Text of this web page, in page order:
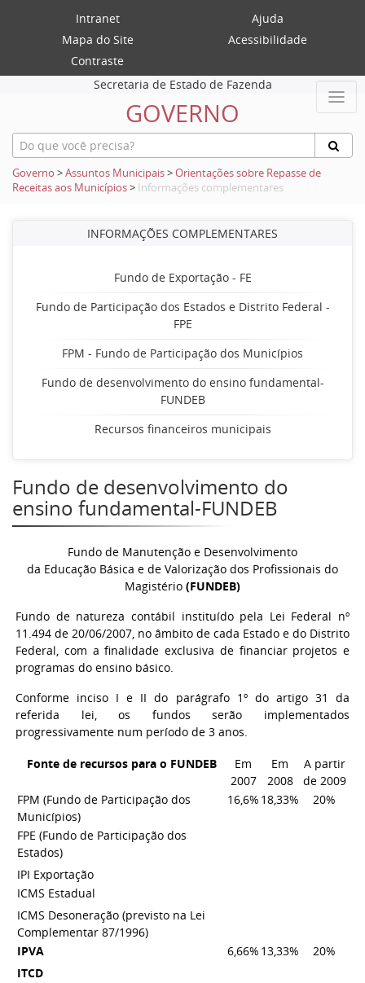
Intranet
Ajuda
Mapa do Site
Acessibilidade
Contraste
Secretaria de Estado de Fazenda
GOVERNO
Governo >Assuntos Municipais>Orientações sobre Repasse de
Receitas aos Municípios> Informações complementares
INFORMAÇÕES COMPLEMENTARES
Fundo de Exportação - FE
Fundo de Participação dos Estados e Distrito Federal -
FPE
FPM - Fundo de Participação dos Municípios
Fundo de desenvolvimento do ensino fundamental-
FUNDEB
Recursos financeiros municipais
Fundo de desenvolvimento do
ensino fundamental-FUNDEB
Fundo de Manutenção e Desenvolvimento
da Educação Básica e de Valorização dos Profissionais do
Magistério (FUNDEB)
Fundo de natureza contábil instituído pela Lei Federal nº
11.494 de 20/06/2007, no âmbito de cada Estado e do Distrito
Federal, com a finalidade exclusiva de financiar projetos e
programas do ensino básico.
Conforme inciso I e II do parágrafo 1º do artigo 31 da
referida lei, os fundos serão implementados
progressivamente num período de 3 anos.
Fonte de recursos para o FUNDEB
Em
2007
Em
2008
A partir
de 2009
FPM (Fundo de Participação dos
Municípios)
16,6% 18,33% 20%
FPE (Fundo de Participação dos
Estados)
IPI Exportação
ICMS Estadual
ICMS Desoneração (previsto na Lei
Complementar 87/1996)
IPVA
6,66% 13,33%
20%
ITCD